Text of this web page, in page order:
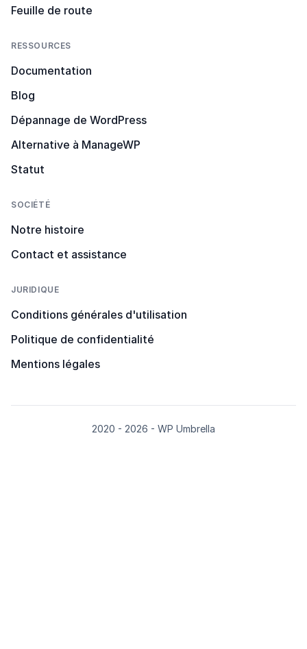
Feuille de route
RESSOURCES
Documentation
Blog
Dépannage de WordPress
Alternative à ManageWP
Statut
SOCIÉTÉ
Notre histoire
Contact et assistance
JURIDIQUE
Conditions générales d'utilisation
Politique de confidentialité
Mentions légales
2020 - 2026 - WP Umbrella